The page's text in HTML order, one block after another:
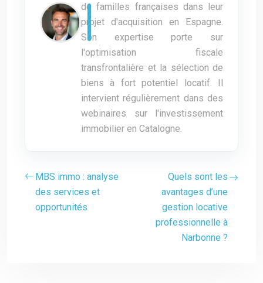
de familles françaises dans leur
projet d'acquisition en Espagne.
Son expertise porte sur
l'optimisation fiscale
transfrontalière et la sélection de
biens à fort potentiel locatif. Il
intervient régulièrement dans des
webinaires sur l'investissement
immobilier en Catalogne.
MBS immo : analyse
des services et
opportunités
Quels sont les
avantages d’une
gestion locative
professionnelle à
Narbonne ?